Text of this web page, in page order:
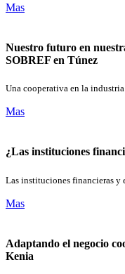
Mas
Nuestro futuro en
SOBREF en Túnez
Una cooperativa en la
Mas
¿Las instituciones
Las instituciones financieras y
Mas
Adaptando el negocio
Kenia